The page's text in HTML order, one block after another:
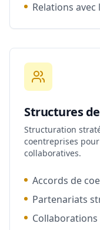
Relations
Structures
Structuration
coentreprises
collaboratives.
Accords de
Partenariats